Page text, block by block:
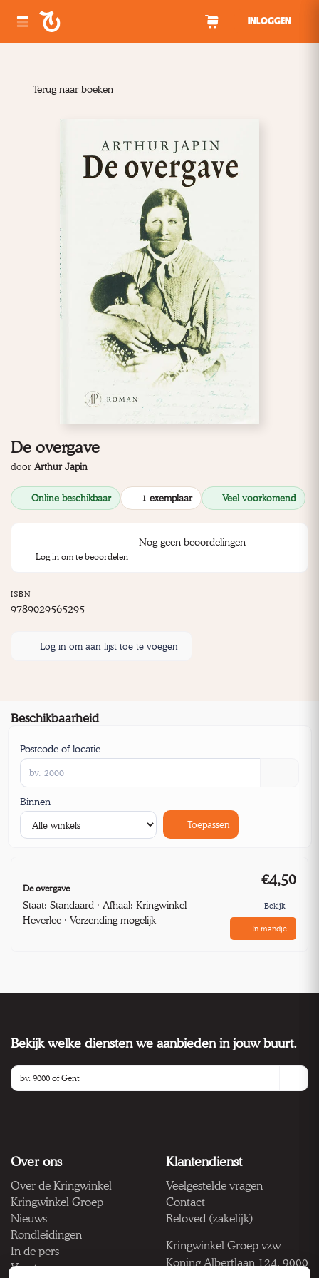
INLOGGEN
Terug naar boeken
De overgave
door Arthur Japin
Online beschikbaar 1 exemplaar Veel voorkomend
Nog geen beoordelingen
Log in om te beoordelen
ISBN
9789029565295
Log in om aan lijst toe te voegen
Beschikbaarheid
Postcode of locatie
Binnen
Toepassen
De overgave
Staat: Standaard · Afhaal: Kringwinkel
Heverlee · Verzending mogelijk
€4,50
Bekijk
In mandje
Bekijk welke diensten we aanbieden in jouw buurt.
Over ons
Over de Kringwinkel
Kringwinkel Groep
Nieuws
Rondleidingen
In de pers
Vacatures
Klantendienst
Veelgestelde vragen
Contact
Reloved (zakelijk)
Kringwinkel Groep vzw
Koning Albertlaan 124, 9000